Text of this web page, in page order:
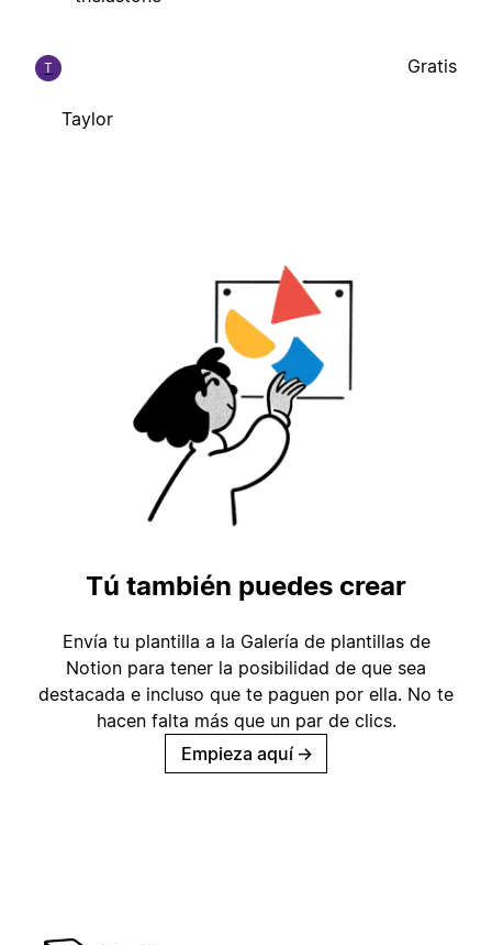
T
Taylor
Gratis
Tú también puedes crear
Envía tu plantilla a la Galería de plantillas de
Notion para tener la posibilidad de que sea
destacada e incluso que te paguen por ella. No te
hacen falta más que un par de clics.
Empieza aquí →